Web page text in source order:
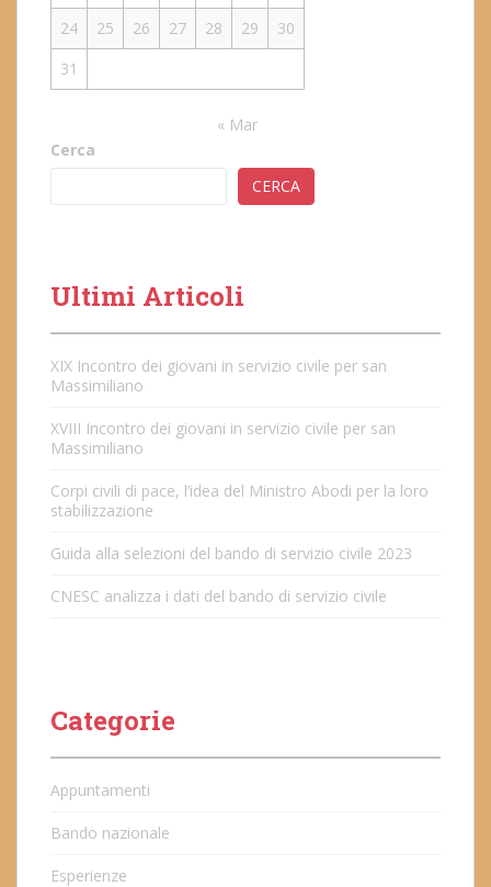
24 25 26 27 28 29
30
31
« Mar
Cerca
CERCA
Ultimi Articoli
XIX Incontro dei giovani in servizio civile per san
Massimiliano
XVIII Incontro dei giovani in servizio civile per san
Massimiliano
Corpi civili di pace, l’idea del Ministro Abodi per la loro
stabilizzazione
Guida alla selezioni del bando di servizio civile 2023
CNESC analizza i dati del bando di servizio civile
Categorie
Appuntamenti
Bando nazionale
Esperienze